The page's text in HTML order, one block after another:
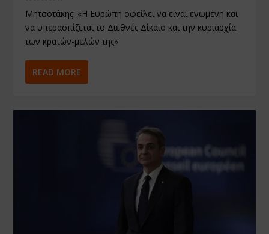
Μητσοτάκης: «Η Ευρώπη οφείλει να είναι ενωμένη και
να υπερασπίζεται το Διεθνές Δίκαιο και την κυριαρχία
των κρατών-μελών της»
READ MORE